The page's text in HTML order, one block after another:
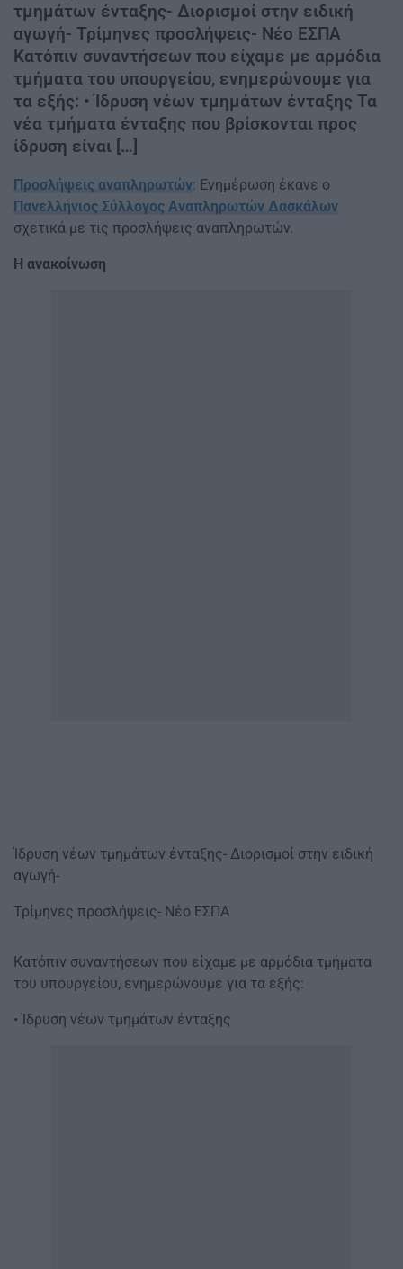
τμημάτων ένταξης- Διορισμοί στην ειδική
αγωγή- Τρίμηνες προσλήψεις- Νέο ΕΣΠΑ
Κατόπιν συναντήσεων που είχαμε με αρμόδια
τμήματα του υπουργείου, ενημερώνουμε για
τα εξής: • Ίδρυση νέων τμημάτων ένταξης Τα
νέα τμήματα ένταξης που βρίσκονται προς
ίδρυση είναι […]
Προσλήψεις αναπληρωτών: Ενημέρωση έκανε ο
Πανελλήνιος Σύλλογος Αναπληρωτών Δασκάλων
σχετικά με τις προσλήψεις αναπληρωτών.
Η ανακοίνωση
Ίδρυση νέων τμημάτων ένταξης- Διορισμοί στην ειδική
αγωγή-
Τρίμηνες προσλήψεις- Νέο ΕΣΠΑ
Κατόπιν συναντήσεων που είχαμε με αρμόδια τμήματα
του υπουργείου, ενημερώνουμε για τα εξής:
• Ίδρυση νέων τμημάτων ένταξης